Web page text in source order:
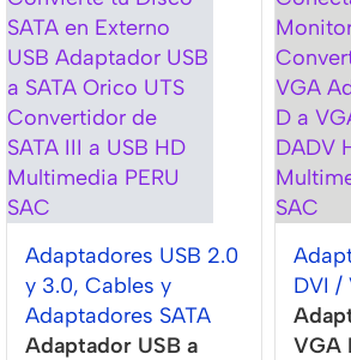
Adaptadores USB 2.0
y 3.0, Cables y
Adaptadores SATA
Adaptador USB a
DVI /
VGA